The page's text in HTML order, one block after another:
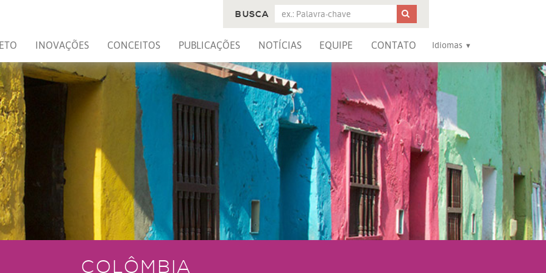
INOVAÇÕES CONCEITOS PUBLICAÇÕES NOTÍCIAS EQUIPE CONTATO Idiomas
BUSCA
COLÔMBIA